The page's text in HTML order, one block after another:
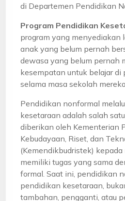
di Departemen Pendidikan
Program Pendidikan
program yang menyediakan
anak yang belum pernah
dewasa yang belum pernah
kesempatan untuk belajar di
selama masa sekolah mereka
Pendidikan nonformal
kesetaraan adalah salah
diberikan oleh Kementerian
Kebudayaan, Riset, dan
(Kemendikbudristek)
memiliki tugas yang sama
formal. Saat ini, pendidikan
pendidikan kesetaraan,
tambahan, pengganti, atau